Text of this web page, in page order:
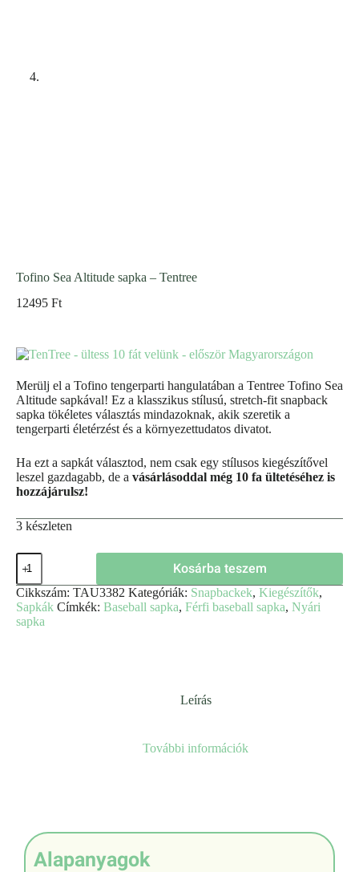
Tofino Sea Altitude sapka – Tentree
12495 Ft
Merülj el a Tofino tengerparti hangulatában a Tentree Tofino Sea
Altitude sapkával! Ez a klasszikus stílusú, stretch-fit snapback
sapka tökéletes választás mindazoknak, akik szeretik a
tengerparti életérzést és a környezettudatos divatot.
Ha ezt a sapkát választod, nem csak egy stílusos kiegészítővel
leszel gazdagabb, de a vásárlásoddal még 10 fa ültetéséhez is
hozzájárulsz!
3 készleten
Kosárba teszem
Cikkszám: TAU3382 Kategóriák: Snapbackek, Kiegészítők,
Sapkák Címkék: Baseball sapka, Férfi baseball sapka, Nyári
sapka
Leírás
További információk
Alapanyagok